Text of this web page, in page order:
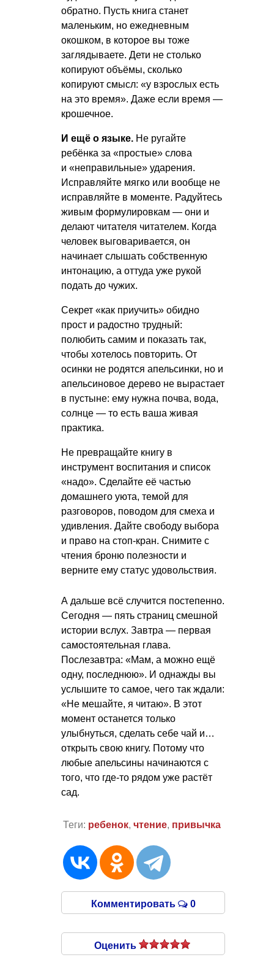
обратно. Пусть книга станет
маленьким, но ежедневным
окошком, в которое вы тоже
заглядываете. Дети не столько
копируют объёмы, сколько
копируют смысл: «у взрослых есть
на это время». Даже если время —
крошечное.
И ещё о языке. Не ругайте
ребёнка за «простые» слова
и «неправильные» ударения.
Исправляйте мягко или вообще не
исправляйте в моменте. Радуйтесь
живым формулировкам — они и
делают читателя читателем. Когда
человек выговаривается, он
начинает слышать собственную
интонацию, а оттуда уже рукой
подать до чужих.
Секрет «как приучить» обидно
прост и радостно трудный:
полюбить самим и показать так,
чтобы хотелось повторить. От
осинки не родятся апельсинки, но и
апельсиновое дерево не вырастает
в пустыне: ему нужна почва, вода,
солнце — то есть ваша живая
практика.
Не превращайте книгу в
инструмент воспитания и список
«надо». Сделайте её частью
домашнего уюта, темой для
разговоров, поводом для смеха и
удивления. Дайте свободу выбора
и право на стоп-кран. Снимите с
чтения броню полезности и
верните ему статус удовольствия.
А дальше всё случится постепенно.
Сегодня — пять страниц смешной
истории вслух. Завтра — первая
самостоятельная глава.
Послезавтра: «Мам, а можно ещё
одну, последнюю». И однажды вы
услышите то самое, чего так ждали:
«Не мешайте, я читаю». В этот
момент останется только
улыбнуться, сделать себе чай и…
открыть свою книгу. Потому что
любые апельсины начинаются с
того, что где-то рядом уже растёт
сад.
Теги: ребенок, чтение, привычка
Комментировать 0
Оценить